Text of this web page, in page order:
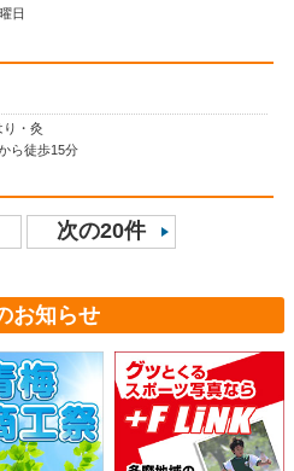
日
り・灸
ら徒歩15分
次の20件
お知らせ